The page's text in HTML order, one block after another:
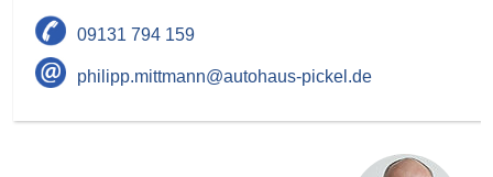
09131 794 159
philipp.mittmann@autohaus-pickel.de